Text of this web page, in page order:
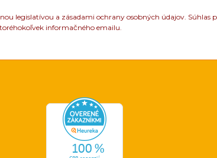
legislatívou a zásadami ochrany osobných údajov.
informačného emailu.